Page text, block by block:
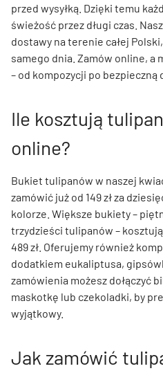
przed wysyłką. Dzięki temu
świeżość przez długi czas.
dostawy na terenie całej
samego dnia. Zamów online, a
– od kompozycji po bezpieczną
Ile kosztują
online?
Bukiet tulipanów w naszej
zamówić już od 149 zł za
kolorze. Większe bukiety –
trzydzieści tulipanów – kosztują
489 zł. Oferujemy również
dodatkiem eukaliptusa,
zamówienia możesz dołączyć
maskotkę lub czekoladki, by
wyjątkowy.
Jak zamówić